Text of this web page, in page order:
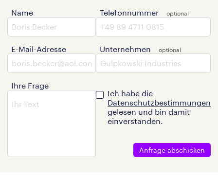
Name
E-Mail-Adresse
Ihre Frage
Telefonnummer
Unternehmen
Ich habe die
Datenschutzbestimmungen
gelesen und bin damit
einverstanden.
Anfrage abschicken